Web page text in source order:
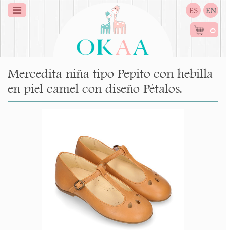
ES EN
0
Mercedita niña tipo Pepito con hebilla
en piel camel con diseño Pétalos.